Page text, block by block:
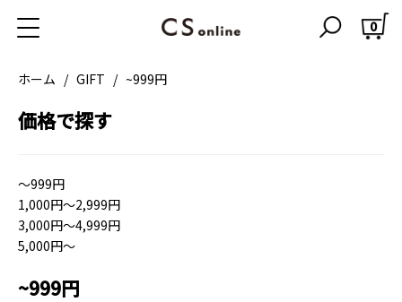
0
ホーム GIFT ~999円
価格で探す
～999円
1,000円～2,999円
3,000円～4,999円
5,000円～
~999円